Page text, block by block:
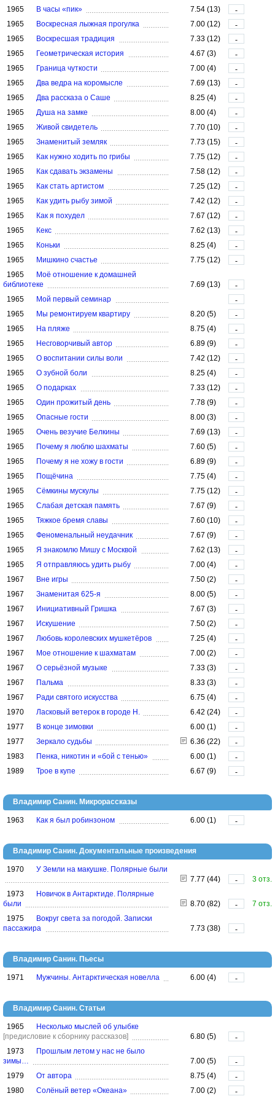
1965 В часы «пик» 7.54 (13)
-
1965
Воскресная лыжная прогулка 7.00 (12)
-
1965
Воскресшая традиция 7.33 (12)
-
1965
Геометрическая история 4.67 (3)
-
1965
Граница чуткости 7.00 (4)
-
1965
Два ведра на коромысле 7.69 (13)
-
1965
Два рассказа о Саше 8.25 (4)
-
1965
Душа на замке 8.00 (4)
-
1965
Живой свидетель 7.70 (10)
-
1965
Знаменитый земляк 7.73 (15)
-
1965
Как нужно ходить по грибы 7.75 (12)
-
1965
Как сдавать экзамены 7.58 (12)
-
1965
Как стать артистом 7.25 (12)
-
1965
Как удить рыбу зимой 7.42 (12)
-
1965
Как я похудел 7.67 (12)
-
1965
Кекс 7.62 (13)
-
1965
Коньки 8.25 (4)
-
1965
Мишкино счастье 7.75 (12)
-
1965
Моё отношение к домашней
библиотеке
7.69 (13)
-
1965
Мой первый семинар
-
1965
Мы ремонтируем квартиру 8.20 (5)
-
1965
На пляже 8.75 (4)
-
1965
Несговорчивый автор 6.89 (9)
-
1965
О воспитании силы воли 7.42 (12)
-
1965
О зубной боли 8.25 (4)
-
1965
О подарках 7.33 (12)
-
1965
Один прожитый день 7.78 (9)
-
1965
Опасные гости 8.00 (3)
-
1965
Очень везучие Белкины 7.69 (13)
-
1965
Почему я люблю шахматы 7.60 (5)
-
1965
Почему я не хожу в гости 6.89 (9)
-
1965
Пощёчина 7.75 (4)
-
1965
Сёмкины мускулы 7.75 (12)
-
1965
Слабая детская память 7.67 (9)
-
1965
Тяжкое бремя славы 7.60 (10)
-
1965
Феноменальный неудачник 7.67 (9)
-
1965
Я знакомлю Мишу с Москвой 7.62 (13)
-
1965
Я отправляюсь удить рыбу 7.00 (4)
-
1967
Вне игры 7.50 (2)
-
1967
Знаменитая 625-я 8.00 (5)
-
1967
Инициативный Гришка 7.67 (3)
-
1967
Искушение 7.50 (2)
-
1967
Любовь королевских мушкетёров 7.25 (4)
-
1967
Мое отношение к шахматам 7.00 (2)
-
1967
О серьёзной музыке 7.33 (3)
-
1967
Пальма 8.33 (3)
-
1967
Ради святого искусства 6.75 (4)
-
1970
Ласковый ветерок в городе Н. 6.42 (24)
-
1977
В конце зимовки 6.00 (1)
-
1977
Зеркало судьбы 6.36 (22)
-
1983
Пенка, никотин и «бой с тенью» 6.00 (1)
-
1989
Трое в купе 6.67 (9) -
Владимир Санин. Микрорассказы
1963 Как я был робинзоном 6.00 (1) -
Владимир Санин. Документальные произведения
1970
У Земли на макушке. Полярные были
7.77 (44)
-
3 отз.
1973
Новичок в Антарктиде. Полярные
были
8.70 (82) -
7 отз.
1975
Вокруг света за погодой. Записки
пассажира
7.73 (38) -
Владимир Санин. Пьесы
1971 Мужчины. Антарктическая новелла 6.00 (4) -
Владимир Санин. Статьи
1965
Несколько мыслей об улыбке
[предисловие к сборнику рассказов]
6.80 (5)
-
1973
Прошлым летом у нас не было
зимы…
7.00 (5)
-
1979
От автора 8.75 (4)
-
1980
Солёный ветер «Океана» 7.00 (2) -